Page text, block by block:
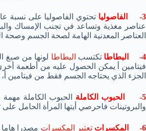
3- الفاصوليا
تحتوي الفاصوليا على نسبة
عناصر مغذية وتساعد في تجنب الإمساك
العناصر المعدنية الهامة لصحة الجسم وصحة
4- البطاطا تكتسب البطاطا لونها من صبغ
فيتامين أ يمكن الحصول عليه من أطعمة أخرى
الجزء الذي يحتاجه الجسم فقط من فيتامين
5- الحبوب الكاملة
والبروتينات فاحرصي أيتها المرأة الحامل
6- المكسرات تعتبر المكسرات